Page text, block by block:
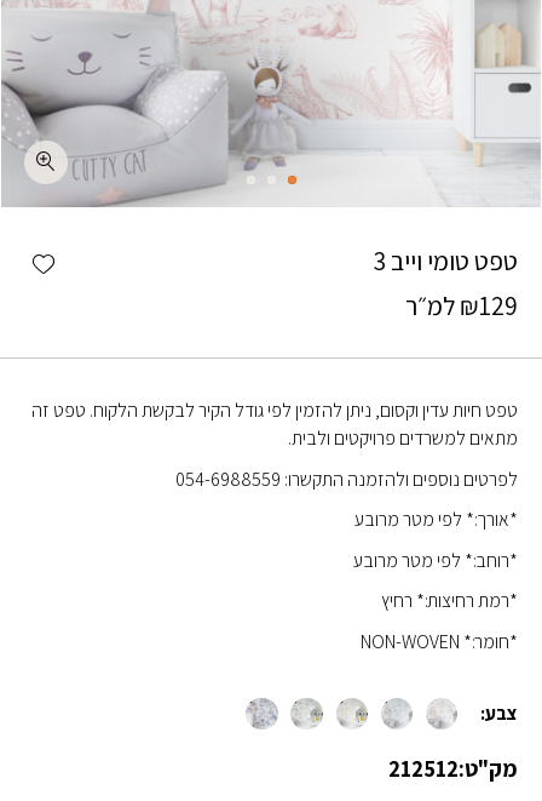
טפט טומי וייב 3
₪129 למ״ר
טפט חיות עדין וקסום, ניתן להזמין לפי גודל הקיר לבקשת הלקוח. טפט זה
מתאים למשרדים פרויקטים ולבית.
לפרטים נוספים ולהזמנה התקשרו: 054-6988559
*אורך:* לפי מטר מרובע
*רוחב:* לפי מטר מרובע
*רמת רחיצות:* רחיץ
*חומר:* NON-WOVEN
צבע:
מק"ט:212512